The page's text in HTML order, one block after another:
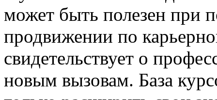
может быть полезен при
продвижении по
свидетельствует о
новым вызовам. База